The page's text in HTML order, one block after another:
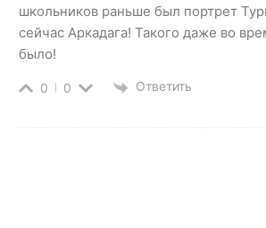
школьников раньше был портрет
сейчас Аркадага! Такого даже во
было!
0 0 Ответить